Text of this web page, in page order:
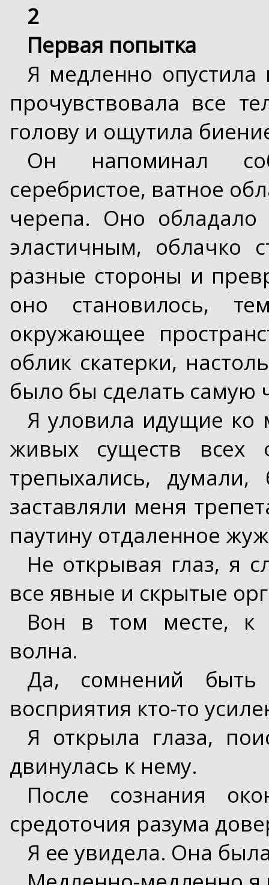
2
Первая попытка
Я медленно опустила
прочувствовала все
голову и ощутила
Он напоминал
серебристое, ватное
черепа. Оно обладало
эластичным, облачко
разные стороны и
оно становилось,
окружающее
облик скатерки,
было бы сделать самую
Я уловила идущие ко
живых существ
трепыхались,
заставляли меня
паутину отдаленное
Не открывая глаз, я
все явные и скрытые
Вон в том месте, к
волна.
Да, сомнений
восприятия кто-то
Я открыла глаза,
двинулась к нему.
После сознания
средоточия разума
Я ее увидела. Она